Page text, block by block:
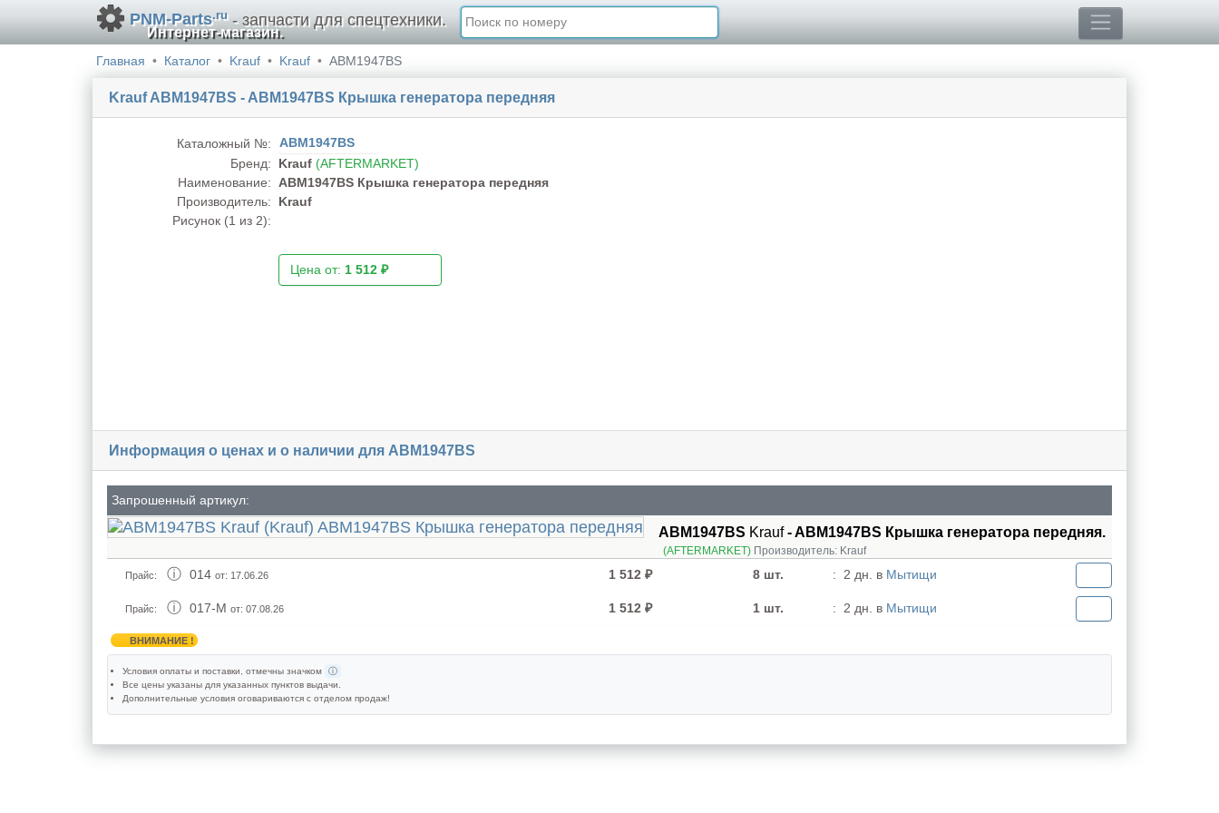
PNM-Parts.ru- запчасти для спецтехники.
Интернет-магазин.
Главная Каталог Krauf Krauf ABM1947BS
Krauf ABM1947BS - ABM1947BS Крышка генератора передняя
Каталожный №:
ABM1947BS
Бренд:
Krauf (AFTERMARKET)
Наименование:
ABM1947BS Крышка генератора передняя
Производитель:
Krauf
Рисунок (1 из 2):
Цена от: 1 512 ₽
Информация о ценах и о наличии для ABM1947BS
Запрошенный артикул:
ABM1947BS Krauf- ABM1947BS Крышка генератора передняя.
(AFTERMARKET)Производитель: Krauf
Прайс: 014 от: 17.06.26 1 512 ₽ 8 шт. : 2 дн. в Мытищи
Прайс: 017-M от: 07.08.26 1 512 ₽ 1 шт. : 2 дн. в Мытищи
ВНИМАНИЕ !
Условия оплаты и поставки , отмечны значком
ⓘ
Все цены указаны для указанных пунктов выдачи
Дополнительные условия оговариваются с отделом продаж!